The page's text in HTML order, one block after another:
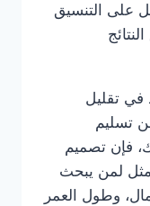
على التنسيق
في تقليل
تسليم
فإن تصميم
لمن يبحث
وطول العمر